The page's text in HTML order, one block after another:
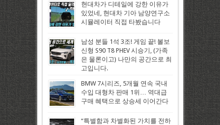
현대차가 디테일에 강한 이유가
있었네, 현대차 기아 남양연구소
시뮬레이터 직접 타봤습니다
남성 분들 1석 3조! 게임 끝! 볼보
신형 S90 T8 PHEV 시승기, (가족
은 물론이고) 나만의 공간으로 최
고입니다.
BMW 7시리즈, 5개월 연속 국내
수입 대형차 판매 1위… 역대급
구매 혜택으로 상승세 이어간다
“특별함과 차별화된 가치를 전하